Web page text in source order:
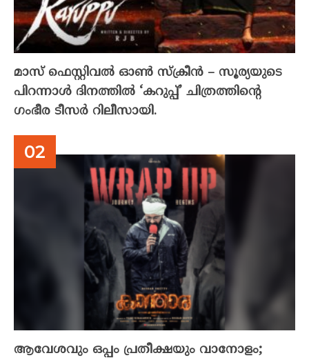
മാസ് ഫെസ്റ്റിവൽ ഓൺ സ്‌ക്രീൻ – സൂര്യയുടെ
പിറന്നാൾ ദിനത്തിൽ ‘കറുപ്പ്’ ചിത്രത്തിന്റെ
ഗംഭീര ടീസർ റിലീസായി.
ആവേശവും ഒപ്പം പ്രതീക്ഷയും വാനോളം;